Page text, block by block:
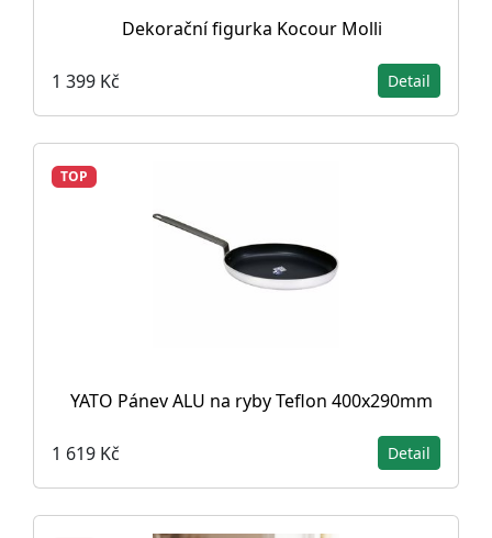
Dekorační figurka Kocour Molli
1 399 Kč Detail
TOP
YATO Pánev ALU na ryby Teflon 400x290mm
1 619 Kč Detail